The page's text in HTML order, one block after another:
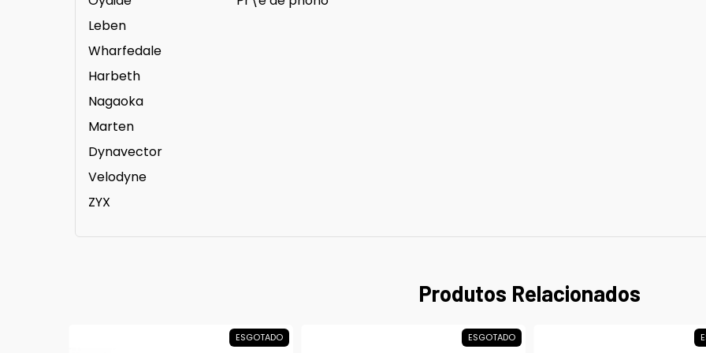
Leben
Wharfedale
Harbeth
Nagaoka
Marten
Dynavector
Velodyne
ZYX
Produtos Relacionados
ESGOTADO ESGOTADO